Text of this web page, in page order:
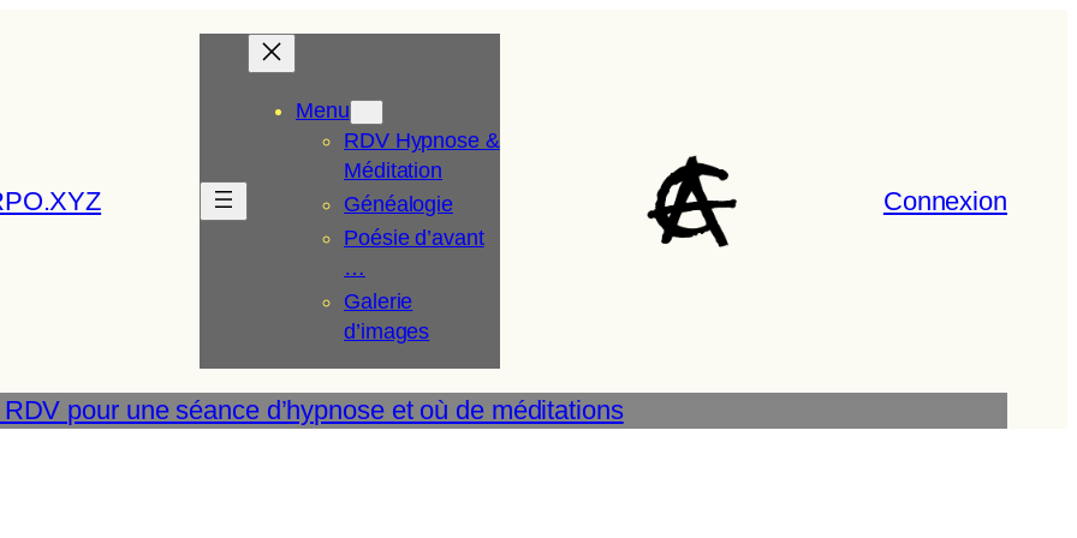
Menu
RDV Hypnose &
Méditation
Généalogie
Poésie d’avant
…
Galerie
d’images
Connexion
pour une séance d’hypnose et où de méditations